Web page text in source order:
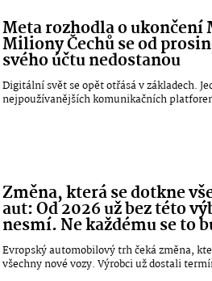
Meta rozhodla o ukončení
Miliony Čechů se od
svého účtu nedostanou
Digitální svět se opět otřásá v základech.
nejpoužívanějších komunikačních
Změna, která se dotkne
aut: Od 2026 už bez této
nesmí. Ne každému se to
Evropský automobilový trh čeká změna,
všechny nové vozy. Výrobci už dostali